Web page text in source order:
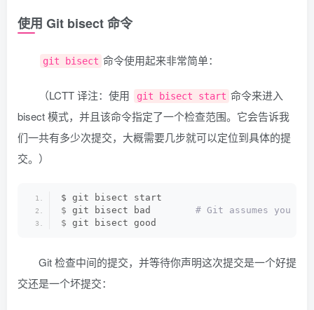
使用 Git bisect 命令
git bisect 命令使用起来非常简单：
（LCTT 译注：使用 git bisect start 命令来进入
bisect 模式，并且该命令指定了一个检查范围。它会告诉我
们一共有多少次提交，大概需要几步就可以定位到具体的提
交。）
$ git bisect start
$ git bisect bad
# Git assumes you
$ git bisect good
Git 检查中间的提交，并等待你声明这次提交是一个好提
交还是一个坏提交：